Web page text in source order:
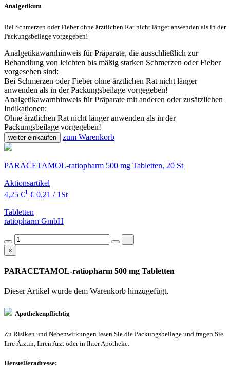
Analgetikum
Bei Schmerzen oder Fieber ohne ärztlichen Rat nicht länger anwenden als in der
Packungsbeilage vorgegeben!
Analgetikawarnhinweis für Präparate, die ausschließlich zur
Behandlung von leichten bis mäßig starken Schmerzen oder Fieber
vorgesehen sind:
Bei Schmerzen oder Fieber ohne ärztlichen Rat nicht länger
anwenden als in der Packungsbeilage vorgegeben!
Analgetikawarnhinweis für Präparate mit anderen oder zusätzlichen
Indikationen:
Ohne ärztlichen Rat nicht länger anwenden als in der
Packungsbeilage vorgegeben!
weiter einkaufen zum Warenkorb
PARACETAMOL-ratiopharm 500 mg Tabletten, 20 St
Aktionsartikel
4,25 €1 € 0,21 / 1St
Tabletten
ratiopharm GmbH
×
PARACETAMOL-ratiopharm 500 mg Tabletten
Dieser Artikel wurde dem Warenkorb hinzugefügt.
Apothekenpflichtig
Zu Risiken und Nebenwirkungen lesen Sie die Packungsbeilage und fragen Sie
Ihre Ärztin, Ihren Arzt oder in Ihrer Apotheke.
Herstelleradresse: